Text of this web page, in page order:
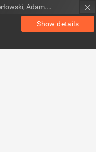
Show details
Perłowski, Adam. Red.